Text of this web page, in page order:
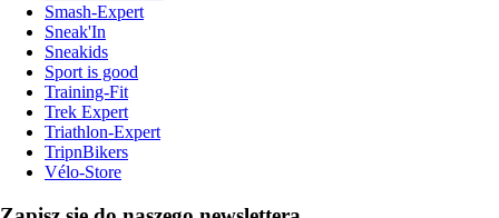
Smash-Expert
Sneak'In
Sneakids
Sport is good
Training-Fit
Trek Expert
Triathlon-Expert
TripnBikers
Vélo-Store